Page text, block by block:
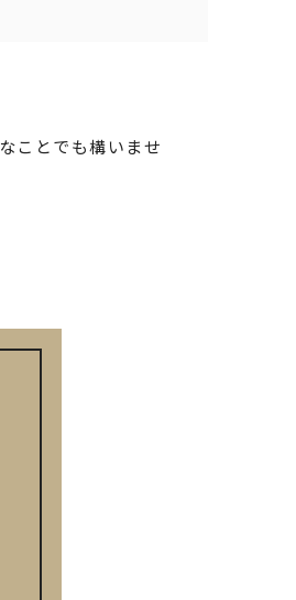
ことでも構いませ